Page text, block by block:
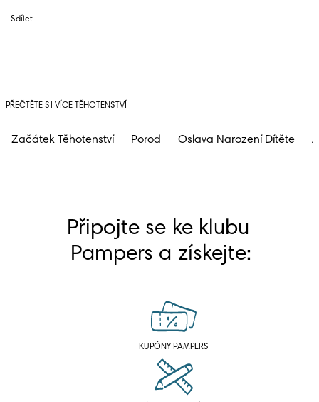
Sdílet
PŘEČTĚTE SI VÍCE TĚHOTENSTVÍ
Začátek Těhotenství Porod Oslava Narození Dítěte
Připojte se ke klubu
Pampers a získejte:
KUPÓNY PAMPERS